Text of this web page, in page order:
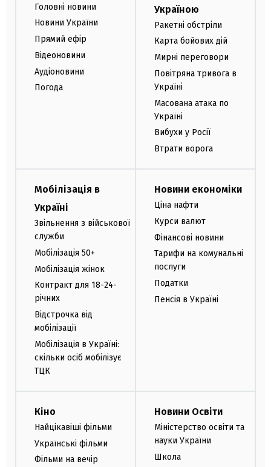
Головні новини
Новини України
Прямий ефір
Відеоновини
Аудіоновини
Погода
Україною
Ракетні обстріли
Карта бойових дій
Мирні переговори
Повітряна тривога в
Україні
Масована атака по
Україні
Вибухи у Росії
Втрати ворога
Мобілізація в
Україні
Звільнення з військової
служби
Мобілізація 50+
Мобілізація жінок
Контракт для 18-24-
річних
Відстрочка від
мобілізації
Мобілізація в Україні:
скільки осіб мобілізує
ТЦК
Новини економіки
Ціна нафти
Курси валют
Фінансові новини
Тарифи на комунальні
послуги
Податки
Пенсія в Україні
Кіно
Найцікавіші фільми
Українські фільми
Фільми на вечір
Новини Освіти
Міністерство освіти та
науки України
Школа